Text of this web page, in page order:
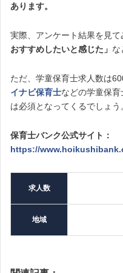
あります。
実際、アンケート結果を見て
おすすめしたいと感じた」 な
ただ、学童保育士求人数は
イナビ保育士などの学童保
は必須となってくるでしょう
保育士バンク公式サイト：
https://
求人数
地域